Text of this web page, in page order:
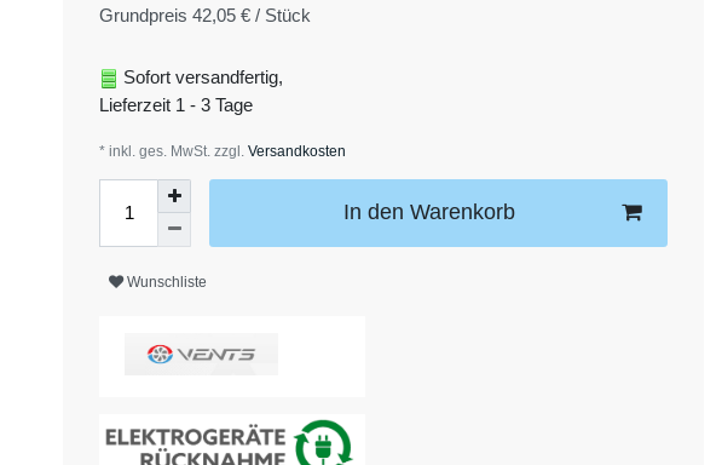
Grundpreis 42,05 € / Stück
Sofort versandfertig,
Lieferzeit 1 - 3 Tage
* inkl. ges. MwSt. zzgl. Versandkosten
In den Warenkorb
Wunschliste